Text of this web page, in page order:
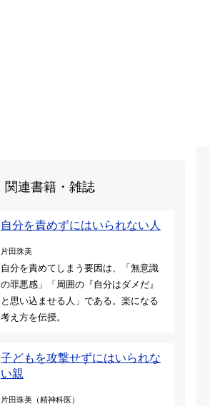
関連書籍・雑誌
自分を責めずにはいられない人
片田珠美
自分を責めてしまう要因は、「無意識
の罪悪感」「周囲の『自分はダメだ』
と思い込ませる人」である。楽になる
考え方を伝授。
子どもを攻撃せずにはいられな
い親
片田珠美（精神科医）